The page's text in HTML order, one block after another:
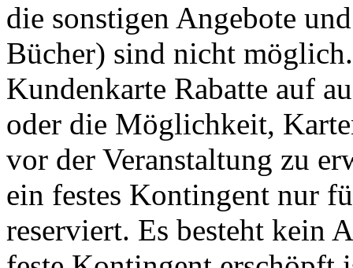
die sonstigen Angebote
Bücher) sind nicht
Kundenkarte Rabatte auf
oder die Möglichkeit,
vor der Veranstaltung zu
ein festes Kontingent nur
reserviert. Es besteht kein